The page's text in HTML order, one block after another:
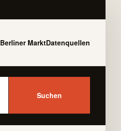
Berliner MarktDatenquellen
Suchen